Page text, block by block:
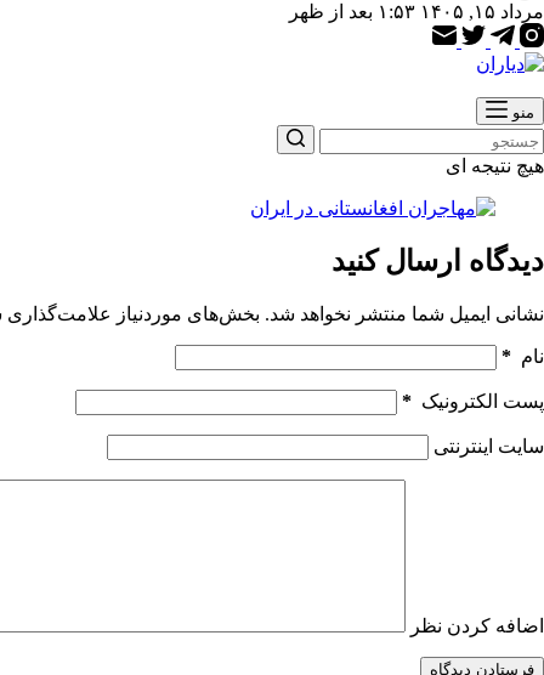
مرداد ۱۵, ۱۴۰۵ ۱:۵۳ بعد از ظهر
منو
هیچ نتیجه ای
دیدگاه ارسال کنید
نشانی ایمیل شما منتشر نخواهد شد. بخش‌های موردنیاز علامت‌گذاری
نام *
پست الکترونیک *
سایت اینترنتی
اضافه کردن نظر
فرستادن دیدگاه